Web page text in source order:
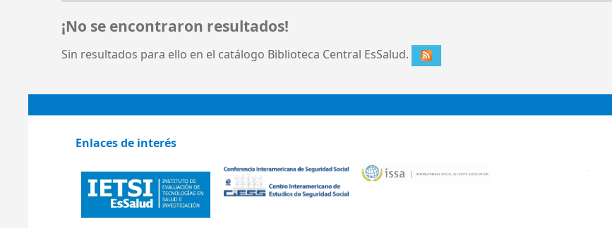
¡No se encontraron resultados!
Sin resultados para ello en el catálogo Biblioteca Central EsSalud.
Enlaces de interés